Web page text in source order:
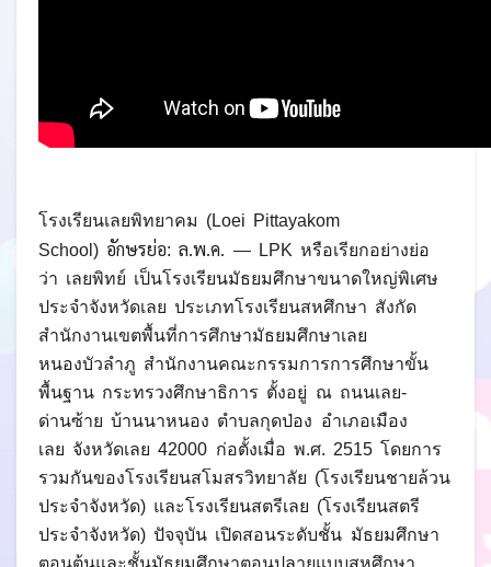
โรงเรียนเลยพิทยาคม (Loei Pittayakom
School) อักษรย่อ:ล.พ.ค. — LPK หรือเรียกอย่างย่อ
ว่า เลยพิทย์ เป็นโรงเรียนมัธยมศึกษาขนาดใหญ่พิเศษ
ประจำจังหวัดเลย ประเภทโรงเรียนสหศึกษา สังกัด
สำนักงานเขตพื้นที่การศึกษามัธยมศึกษาเลย
หนองบัวลำภู สำนักงานคณะกรรมการการศึกษาขั้น
พื้นฐาน กระทรวงศึกษาธิการ ตั้งอยู่ ณ ถนนเลย-
ด่านซ้าย บ้านนาหนอง ตำบลกุดป่อง อำเภอเมือง
เลย จังหวัดเลย 42000 ก่อตั้งเมื่อ พ.ศ. 2515 โดยการ
รวมกันของโรงเรียนสโมสรวิทยาลัย (โรงเรียนชายล้วน
ประจำจังหวัด) และโรงเรียนสตรีเลย (โรงเรียนสตรี
ประจำจังหวัด) ปัจจุบัน เปิดสอนระดับชั้น มัธยมศึกษา
ตอนต้นและชั้นมัธยมศึกษาตอนปลายแบบสหศึกษา